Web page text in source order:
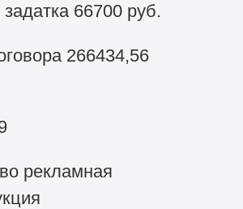
66700 руб.
266434,56
рекламная